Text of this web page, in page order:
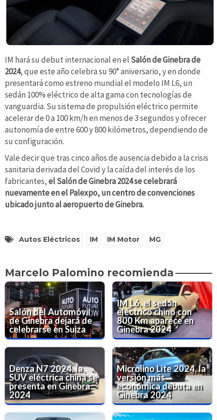
IM hará su debut internacional en el Salón de Ginebra de
2024, que este año celebra su 90° aniversario, y en donde
presentará como estreno mundial el modelo IM L6, un
sedán 100% eléctrico de alta gama con tecnologías de
vanguardia. Su sistema de propulsión eléctrico permite
acelerar de 0 a 100 km/h en menos de 3 segundos y ofrecer
autonomía de entre 600 y 800 kilómetros, dependiendo de
su configuración.
Vale decir que tras cinco años de ausencia debido a la crisis
sanitaria derivada del Covid y la caída del interés de los
fabricantes,el Salón de Ginebra 2024 se celebrará
nuevamente en el Palexpo, un centro de convenciones
ubicado junto al aeropuerto de Ginebra.
Autos Eléctricos IM IM Motor MG
Marcelo Palomino recomienda
Salón del Automóvil
de Ginebra dejará de
celebrarse en Suiza
IM L6, el sedán
eléctrico chino con
800 Km aparece en
Ginebra 2024
Denza N7 2024, la
SUV eléctrica china se
presenta en Ginebra
2024
Microlino Lite 2024, la
versión más
económica debuta en
Ginebra 2024